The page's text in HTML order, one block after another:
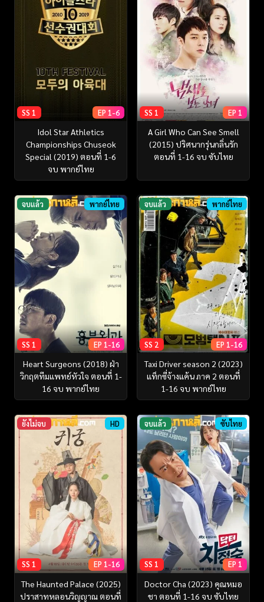
SS 1 EP 1-6
Idol Star Athletics
Championships Chuseok
Special (2019) ตอนที่ 1-6
จบ พากย์ไทย
SS 1 EP 1
A Girl Who Can See Smell
(2015) ปริศนากรุ่นกลิ่นรัก
ตอนที่ 1-16 จบ ซับไทย
จบแล้ว พากย์ไทย
SS 1 EP 1-16
Heart Surgeons (2018) ฝ่า
วิกฤตทีมแพทย์หัวใจ ตอนที่ 1-
16 จบ พากย์ไทย
จบแล้ว พากย์ไทย
SS 2 EP 1-16
Taxi Driver season 2 (2023)
แท็กซี่จ้างแค้น ภาค 2 ตอนที่
1-16 จบ พากย์ไทย
ยังไม่จบ HD
SS 1 EP 1-16
The Haunted Palace (2025)
ปราสาทหลอนวิญญาณ ตอนที่
จบแล้ว ซับไทย
SS 1 EP 1
Doctor Cha (2023) คุณหมอ
ชา ตอนที่ 1-16 จบ ซับไทย